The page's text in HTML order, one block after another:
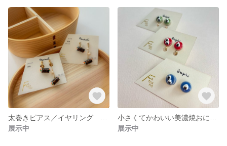
展示中
展示中